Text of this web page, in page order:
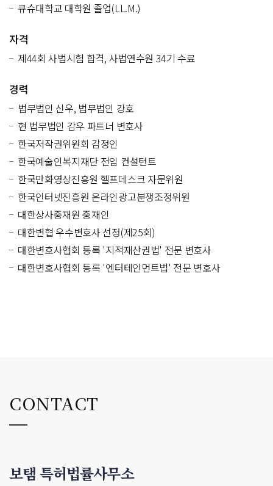
큐슈대학교 대학원 졸업(LL.M.)
자격
제44회 사법시험 합격, 사법연수원 34기 수료
경력
법무법인 신우, 법무법인 강호
현 법무법인 감우 파트너 변호사
한국저작권위원회 감정인
한국예술인복지재단 전임 컨설턴트
한국만화영상진흥원 헬프데스크 자문위원
한국인터넷진흥원 온라인광고분쟁조정위원
대한상사중재원 중재인
대한변협 우수변호사 선정(제25회)
대한변호사협회 등록 '지적재산권법' 전문 변호사
대한변호사협회 등록 '엔터테인먼트법' 전문 변호사
CONTACT
보탬 특허법률사무소